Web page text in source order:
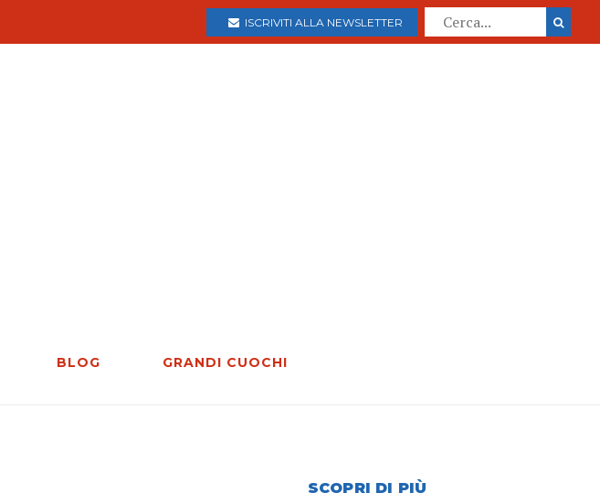
ISCRIVITI ALLA NEWSLETTER
BLOG GRANDI CUOCHI
SCOPRI DI PIÙ